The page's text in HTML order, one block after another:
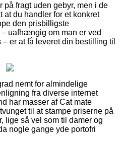
fragt uden gebyr, men i de
du handler for et konkret
den prisbilligste
uafhængig om man er ved
er at få leveret din bestilling til
nemt for almindelige
fra diverse internet
har masser af Cat mate
til at stampe priserne på
lige så vel som til damer og
nogle gange yde portofri